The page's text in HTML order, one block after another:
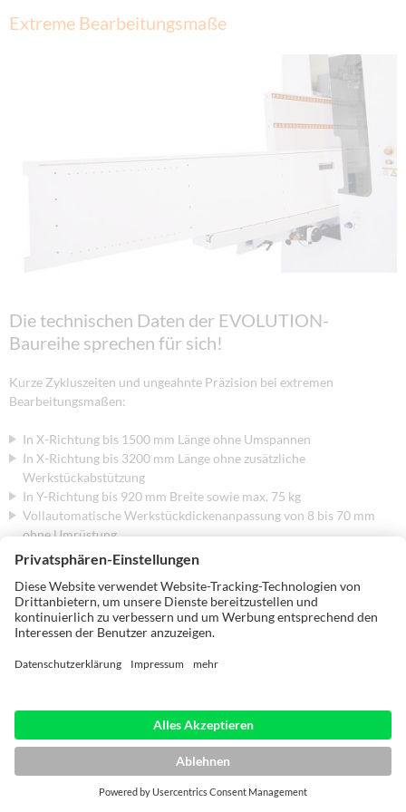
Extreme Bearbeitungsmaße
Die technischen Daten der EVOLUTION-
Baureihe sprechen für sich!
Kurze Zykluszeiten und ungeahnte Präzision bei extremen
Bearbeitungsmaßen:
In X-Richtung bis 1500 mm Länge ohne Umspannen
In X-Richtung bis 3200 mm Länge ohne zusätzliche
Werkstückabstützung
In Y-Richtung bis 920 mm Breite sowie max. 75 kg
Vollautomatische Werkstückdickenanpassung von 8 bis 70 mm
ohne Umrüstung.
Auch kleine Werkstücke bis 200 x 70 mm sind kein Problem.